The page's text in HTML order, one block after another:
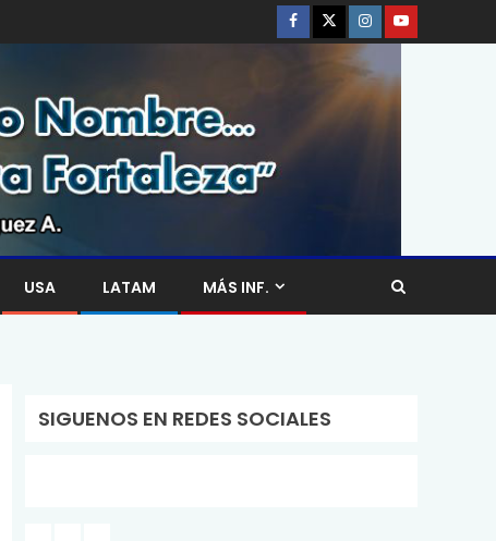
USA LATAM MÁS INF.
SIGUENOS EN REDES SOCIALES